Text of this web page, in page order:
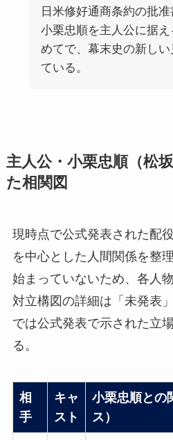
日米修好通商条約の批
小栗忠順を主人公に据
めてで、幕末史の新し
ている。
主人公・小栗忠順（松
た相関図
現時点で公式発表された配
を中心とした人間関係を整
始まっていないため、各人
対立構図の詳細は「未発表
では公式発表で示された立
る。
相
手
キャ
スト
小栗忠順との
ス）